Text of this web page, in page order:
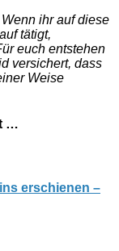
ihr auf diese
tätigt,
euch entstehen
versichert, dass
Weise
…
erschienen –